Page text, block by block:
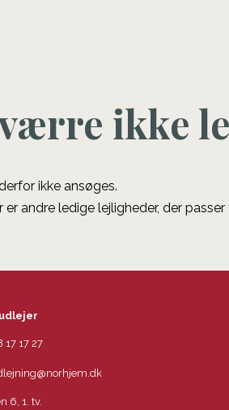
ikke
ikke ansøges.
andre ledige lejligheder, der passer
17 17 27
6, 1. tv.